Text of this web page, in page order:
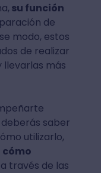
su función
de
modo, estos
de realizar
llevarlas más
saber
utilizarlo,
cómo
través de las